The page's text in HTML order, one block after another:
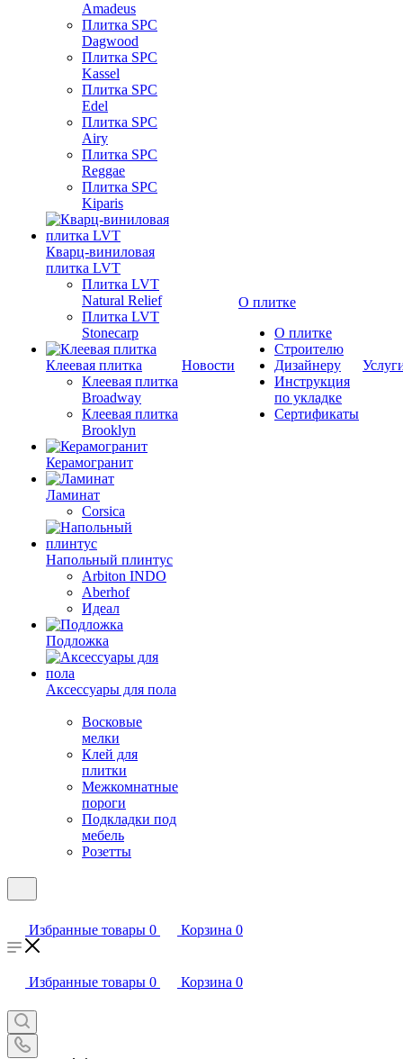
Amadeus
Плитка SPC
Dagwood
Плитка SPC
Kassel
Плитка SPC
Edel
Плитка SPC
Airy
Плитка SPC
Reggae
Плитка SPC
Kiparis
Кварц-виниловая
плитка LVT
Плитка LVT
Natural Relief
Плитка LVT
Stonecarp
Клеевая плитка
Клеевая плитка
Broadway
Клеевая плитка
Brooklyn
Керамогранит
Ламинат
Corsica
Напольный плинтус
Arbiton INDO
Aberhof
Идеал
Подложка
Аксессуары для пола
Восковые
мелки
Клей для
плитки
Межкомнатные
пороги
Подкладки под
мебель
Розетты
Новости
О плитке
О плитке
Строителю
Дизайнеру
Инструкция
по укладке
Сертификаты
Избранные товары 0 Корзина 0
Избранные товары 0 Корзина 0